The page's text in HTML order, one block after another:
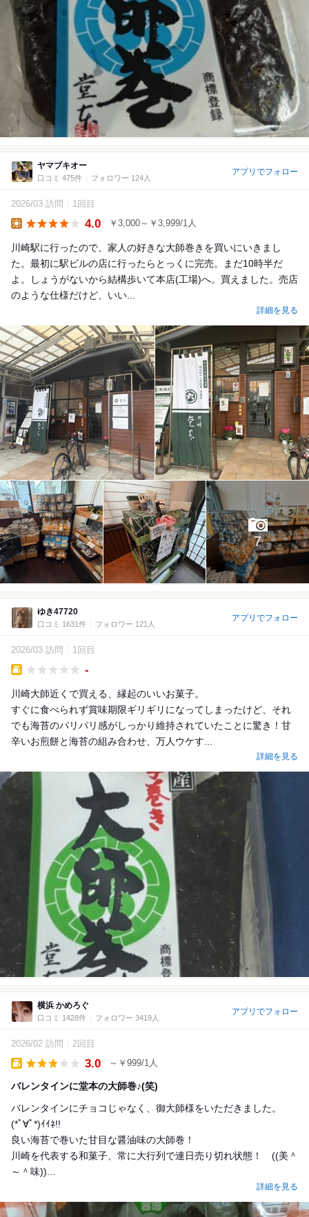
ヤマブキオー
口コミ 475件 フォロワー 124人
アプリでフォロー
2026/03 訪問 1回目
4.0 ￥3,000～￥3,999/1人
川崎駅に行ったので、家人の好きな大師巻きを買いにいきまし
た。最初に駅ビルの店に行ったらとっくに完売。まだ10時半だ
よ。しょうがないから結構歩いて本店(工場)へ。買えました。売店
のような仕様だけど、いい...
詳細を見る
7
ゆき47720
口コミ 1631件 フォロワー 121人
アプリでフォロー
2026/03 訪問 1回目
-
川崎大師近くで買える、縁起のいいお菓子。
すぐに食べられず賞味期限ギリギリになってしまったけど、それ
でも海苔のパリパリ感がしっかり維持されていたことに驚き！甘
辛いお煎餅と海苔の組み合わせ、万人ウケす...
詳細を見る
横浜 かめろぐ
口コミ 1428件 フォロワー 3419人
アプリでフォロー
2026/02 訪問 2回目
3.0 ～￥999/1人
バレンタインに堂本の大師巻♪(笑)
バレンタインにチョコじゃなく、御大師様をいただきました。
(*ﾟ∀ﾟ*)ｲｲﾈ!!
良い海苔で巻いた甘目な醤油味の大師巻！
川崎を代表する和菓子、常に大行列で連日売り切れ状態！ ((美＾
～＾味))...
詳細を見る